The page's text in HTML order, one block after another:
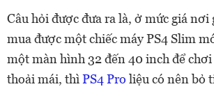
Câu hỏi được đưa ra là, ở mức giá nơi
mua được một chiếc máy PS4 Slim
một màn hình 32 đến 40 inch để chơi
thoải mái, thì PS4 Pro liệu có nên bỏ